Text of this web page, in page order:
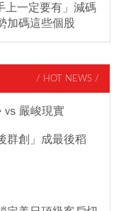
上一定要有」減碼
加碼這些個股
/ HOT NEWS /
vs 嚴峻現實
群創」成最後稻